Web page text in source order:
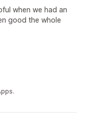
when we had an
good the whole